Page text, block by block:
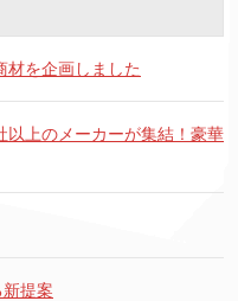
材を企画しました
以上のメーカーが集結！豪華
提案